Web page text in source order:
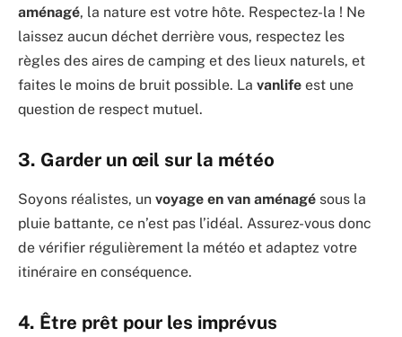
aménagé, la nature est votre hôte. Respectez-la ! Ne
laissez aucun déchet derrière vous, respectez les
règles des aires de camping et des lieux naturels, et
faites le moins de bruit possible. La vanlife est une
question de respect mutuel.
3. Garder un œil sur la météo
Soyons réalistes, un voyage en van aménagé sous la
pluie battante, ce n’est pas l’idéal. Assurez-vous donc
de vérifier régulièrement la météo et adaptez votre
itinéraire en conséquence.
4. Être prêt pour les imprévus